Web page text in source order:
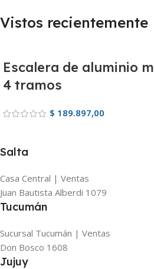
Vistos recientemente
Escalera de aluminio
4 tramos
$ 189.897,00
Salta
Casa Central | Ventas
Juan Bautista Alberdi 1079
Tucumán
Sucursal Tucumán | Ventas
Don Bosco 1608
Jujuy